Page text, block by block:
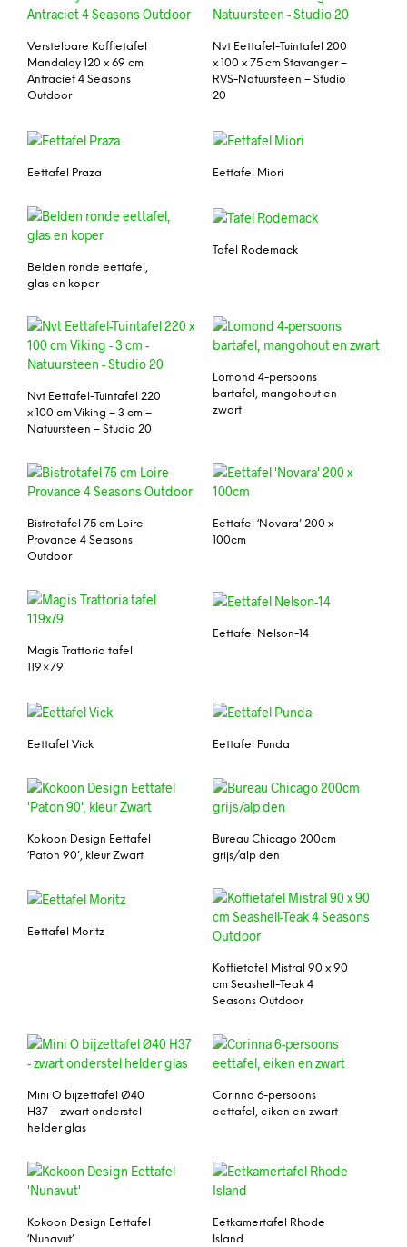
Verstelbare Koffietafel
Mandalay 120 x 69 cm
Antraciet 4 Seasons
Outdoor
Nvt Eettafel-Tuintafel 200
x 100 x 75 cm Stavanger –
RVS-Natuursteen – Studio
20
Eettafel Praza Eettafel Miori
Belden ronde eettafel,
glas en koper
Tafel Rodemack
Nvt Eettafel-Tuintafel 220
x 100 cm Viking – 3 cm –
Natuursteen – Studio 20
Lomond 4-persoons
bartafel, mangohout en
zwart
Bistrotafel 75 cm Loire
Provance 4 Seasons
Outdoor
Eettafel ‘Novara’ 200 x
100cm
Magis Trattoria tafel
119×79
Eettafel Nelson-14
Eettafel Vick Eettafel Punda
Kokoon Design Eettafel
‘Paton 90’, kleur Zwart
Bureau Chicago 200cm
grijs/alp den
Eettafel Moritz
Koffietafel Mistral 90 x 90
cm Seashell-Teak 4
Seasons Outdoor
Mini O bijzettafel Ø40
H37 – zwart onderstel
helder glas
Corinna 6-persoons
eettafel, eiken en zwart
Kokoon Design Eettafel
‘Nunavut’
Eetkamertafel Rhode
Island